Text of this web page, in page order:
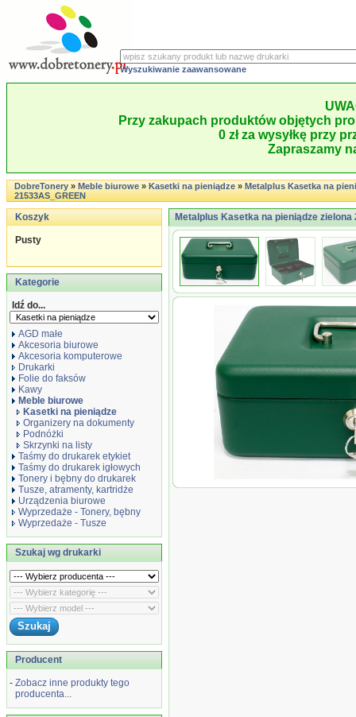
Wyszukiwanie zaawansowane
Przy zakupach produktów objętych
0 zł za wysyłkę przy
Zapraszamy
DobreTonery»Meble biurowe»Kasetki na pieniądze»Metalplus Kasetka na
21533AS_GREEN
Koszyk
Pusty
Kategorie
Idź do...
AGD małe
Akcesoria biurowe
Akcesoria komputerowe
Drukarki
Folie do faksów
Kawy
Meble biurowe
Kasetki na pieniądze
Organizery na dokumenty
Podnóżki
Skrzynki na listy
Taśmy do drukarek etykiet
Taśmy do drukarek igłowych
Tonery i bębny do drukarek
Tusze, atramenty, kartridże
Urządzenia biurowe
Wyprzedaże - Tonery, bębny
Wyprzedaże - Tusze
Szukaj wg drukarki
Producent
- Zobacz inne produkty tego
producenta...
Metalplus Kasetka na pieniądze zielona
Metalplus Kasetka na